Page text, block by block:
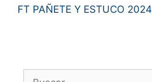
FT PAÑETE Y ESTUCO 2024